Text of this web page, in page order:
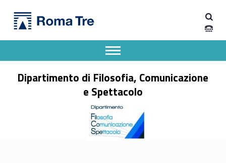
Dipartimento di Filosofia, Comunicazione e Spettacolo
Dipartimento di Filosofia, Comunicazione
e Spettacolo
Apri il menu secondario
Header info sidebar